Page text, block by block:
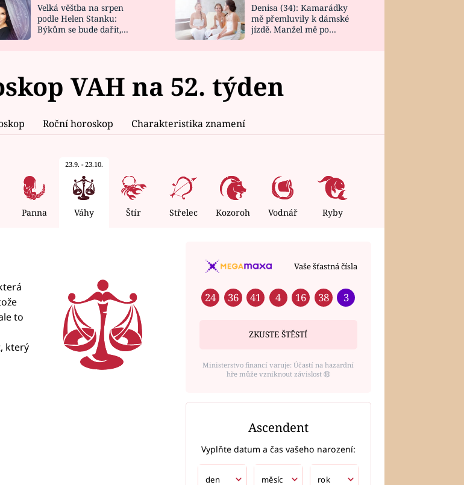
DESIGN
Velká věštba na srpen
podle Helen Stanku:
Býkům se bude dařit,
Denisa (34): Kamarádky
mě přemluvily k dámské
jízdě. Manžel mě po
VAH na 52. týden
Roční horoskop Charakteristika znamení
Panna
23.9. - 23.10.
Váhy Štír Střelec Kozoroh Vodnář Ryby
to
který
Vaše šťastná čísla
24 36 41 4 16 38 3
ZKUSTE ŠTĚSTÍ
Ministerstvo financí varuje: Účastí na hazardní
hře může vzniknout závislost ⑱
Ascendent
Vyplňte datum a čas vašeho narození: